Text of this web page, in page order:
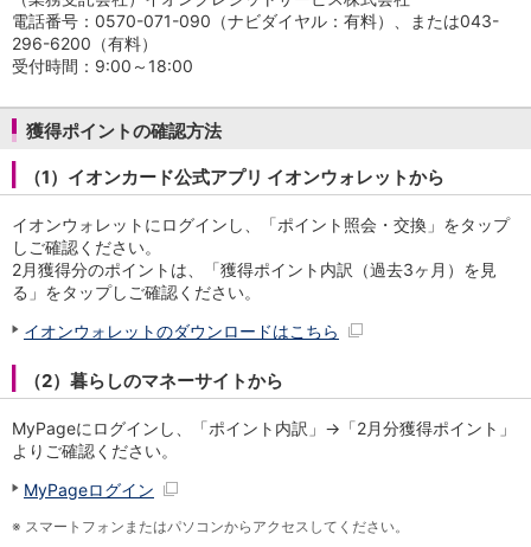
デビットカード
インターネットバンキング
アプリ
イオン銀行アプリTOP
通帳アプリ
イオングループアプリ
AEON Pay
支払・入金・サービス
支払・入金TOP
口座振替サービス
自動入金サービス
WEB即時決済サービス
スマホ決済アプリ
公営競技
Myステージ
相続・税務のご相談
電話番号：0570-071-090（ナビダイヤル：有料）、または043-
296-6200（有料）
受付時間：9:00～18:00
獲得ポイントの確認方法
（1）イオンカード公式アプリ イオンウォレットから
イオンウォレットにログインし、「ポイント照会・交換」をタップ
しご確認ください。
2月獲得分のポイントは、「獲得ポイント内訳（過去3ヶ月）を見
る」をタップしご確認ください。
イオンウォレットのダウンロードはこちら
（2）暮らしのマネーサイトから
MyPageにログインし、「ポイント内訳」→「2月分獲得ポイント」
よりご確認ください。
MyPageログイン
※ スマートフォンまたはパソコンからアクセスしてください。